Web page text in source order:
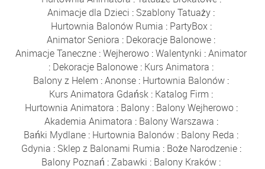
Animacje dla Dzieci : Szablony Tatuaży :
Hurtownia Balonów Rumia : PartyBox:
Animator Seniora : Dekoracje Balonowe :
Animacje Taneczne :Wejherowo :Walentynki :Animator
: Dekoracje Balonowe : Kurs Animatora :
Balony z Helem :Anonse : Hurtownia Balonów :
Kurs Animatora Gdańsk : Katalog Firm :
Hurtownia Animatora : Balony: Balony Wejherowo:
Akademia Animatora : Balony Warszawa :
Bańki Mydlane : Hurtownia Balonów : Balony Reda :
Gdynia : Sklep z Balonami Rumia : Boże Narodzenie:
Balony Poznań :Zabawki : Balony Kraków :